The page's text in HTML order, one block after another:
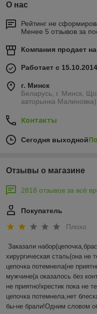
О нас
Рейтинг не
Менее 5 отзывов за
Компания продает на
Работает с 15.10.2014
г. Минск
Беларусь, г. Минск,
авторынка
Контакты
Сегодня выходной
Отзывы о магазине
2818 отзывов за всё
Покупатель
Плохо
Заказали
хирургическая сталь(она не
цепочка потемнела(не
мужчине(а оказалось без
не приятно!крестик пока не
цепочка потемнела,нет
бы-не брали!Одним словом